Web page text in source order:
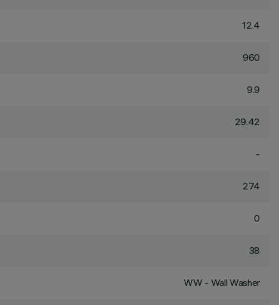
12.4
960
9.9
29.42
-
274
0
38
WW - Wall Washer